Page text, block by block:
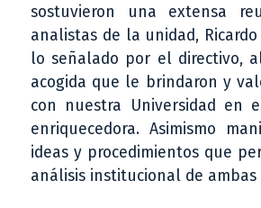
sostuvieron una extensa
analistas de la unidad,
lo señalado por el directivo,
acogida que le brindaron y
con nuestra Universidad en
enriquecedora. Asimismo
ideas y procedimientos que
análisis institucional de ambas